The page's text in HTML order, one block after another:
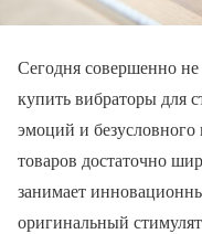
Сегодня совершенно
купить вибраторы для
эмоций и
товаров достаточно
занимает
оригинальный